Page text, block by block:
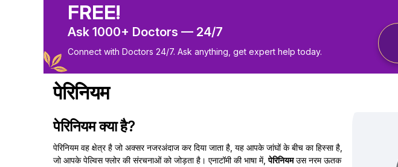
FREE!
Ask 1000+ Doctors — 24/7
Connect with Doctors 24/7. Ask anything, get expert help today.
पेरिनियम
पेरिनियम क्या है?
पेरिनियम वह क्षेत्र है जो अक्सर नजरअंदाज कर दिया जाता है, यह आपके जांघों के बीच का हिस्सा है,
जो आपके पेल्विस फ्लोर की संरचनाओं को जोड़ता है। एनाटॉमी की भाषा में,पेरिनियमउस नरम ऊतक